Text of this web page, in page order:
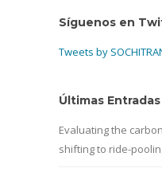
Síguenos en
Tweets by
Últimas Entradas
Evaluating the
shifting to ride-